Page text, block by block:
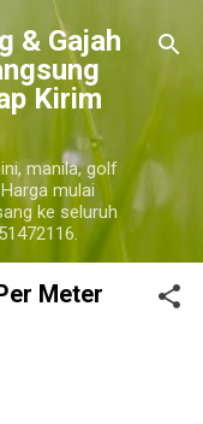
& Gajah
Kirim
manila, golf
mulai
ke seluruh
Meter